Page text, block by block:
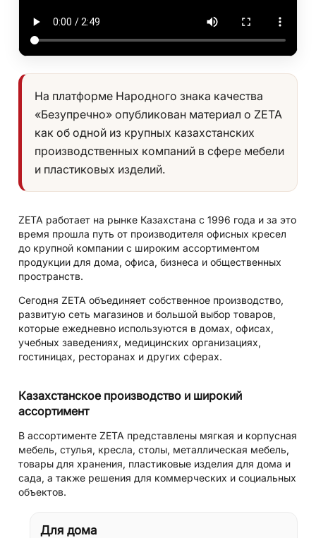
На платформе Народного знака качества
«Безупречно» опубликован материал о ZETA
как об одной из крупных казахстанских
производственных компаний в сфере мебели
и пластиковых изделий.
ZETA работает на рынке Казахстана с 1996 года и за это
время прошла путь от производителя офисных кресел
до крупной компании с широким ассортиментом
продукции для дома, офиса, бизнеса и общественных
пространств.
Сегодня ZETA объединяет собственное производство,
развитую сеть магазинов и большой выбор товаров,
которые ежедневно используются в домах, офисах,
учебных заведениях, медицинских организациях,
гостиницах, ресторанах и других сферах.
Казахстанское производство и широкий
ассортимент
В ассортименте ZETA представлены мягкая и корпусная
мебель, стулья, кресла, столы, металлическая мебель,
товары для хранения, пластиковые изделия для дома и
сада, а также решения для коммерческих и социальных
объектов.
Для дома